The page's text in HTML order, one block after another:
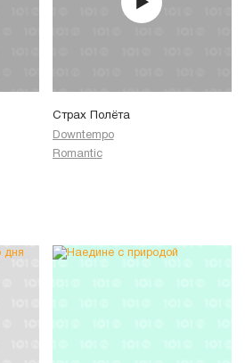
Страх Полёта
Downtempo
Romantic